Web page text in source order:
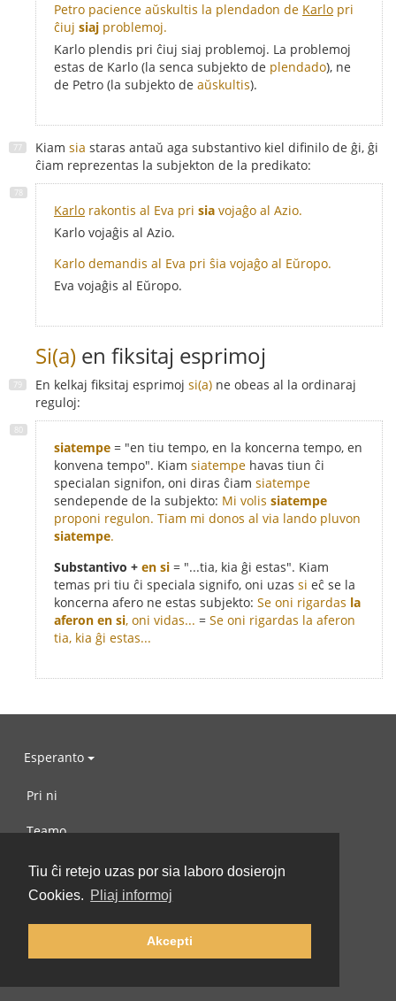
Tiu ĉi retejo uzas por sia laboro dosierojn
Cookies. Pliaj informoj
Akcepti
Petro pacience aŭskultis la plendadon de Karlo pri
ĉiuj siaj problemoj.
Karlo plendis pri ĉiuj siaj problemoj. La problemoj
estas de Karlo (la senca subjekto de plendado), ne
de Petro (la subjekto de aŭskultis).
Kiam sia staras antaŭ aga substantivo kiel difinilo de ĝi, ĝi
ĉiam reprezentas la subjekton de la predikato:
Karlo rakontis al Eva pri sia vojaĝo al Azio.
Karlo vojaĝis al Azio.
Karlo demandis al Eva pri ŝia vojaĝo al Eŭropo.
Eva vojaĝis al Eŭropo.
Si(a) en fiksitaj esprimoj
En kelkaj fiksitaj esprimoj si(a) ne obeas al la ordinaraj
reguloj:
siatempe = "en tiu tempo, en la koncerna tempo, en
konvena tempo". Kiam siatempe havas tiun ĉi
specialan signifon, oni diras ĉiam siatempe
sendepende de la subjekto: Mi volis siatempe
proponi regulon. Tiam mi donos al via lando pluvon
siatempe.
Substantivo + en si = "...tia, kia ĝi estas". Kiam
temas pri tiu ĉi speciala signifo, oni uzas si eĉ se la
koncerna afero ne estas subjekto: Se oni rigardas la
aferon en si, oni vidas... = Se oni rigardas la aferon
tia, kia ĝi estas...
Esperanto
Pri ni
Teamo
Subtenu nin
Libro